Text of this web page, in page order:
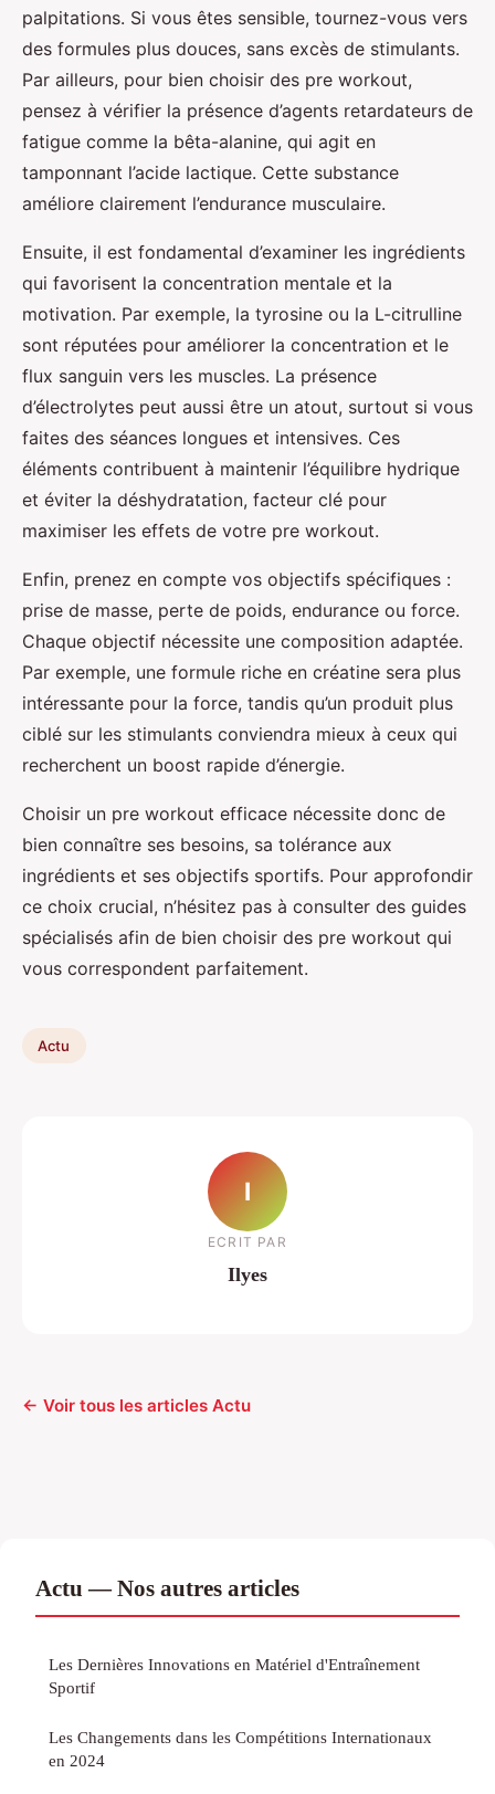
palpitations. Si vous êtes sensible, tournez-vous vers
des formules plus douces, sans excès de stimulants.
Par ailleurs, pour bien choisir des pre workout,
pensez à vérifier la présence d’agents retardateurs de
fatigue comme la bêta-alanine, qui agit en
tamponnant l’acide lactique. Cette substance
améliore clairement l’endurance musculaire.
Ensuite, il est fondamental d’examiner les ingrédients
qui favorisent la concentration mentale et la
motivation. Par exemple, la tyrosine ou la L-citrulline
sont réputées pour améliorer la concentration et le
flux sanguin vers les muscles. La présence
d’électrolytes peut aussi être un atout, surtout si vous
faites des séances longues et intensives. Ces
éléments contribuent à maintenir l’équilibre hydrique
et éviter la déshydratation, facteur clé pour
maximiser les effets de votre pre workout.
Enfin, prenez en compte vos objectifs spécifiques :
prise de masse, perte de poids, endurance ou force.
Chaque objectif nécessite une composition adaptée.
Par exemple, une formule riche en créatine sera plus
intéressante pour la force, tandis qu’un produit plus
ciblé sur les stimulants conviendra mieux à ceux qui
recherchent un boost rapide d’énergie.
Choisir un pre workout efficace nécessite donc de
bien connaître ses besoins, sa tolérance aux
ingrédients et ses objectifs sportifs. Pour approfondir
ce choix crucial, n’hésitez pas à consulter des guides
spécialisés afin de bien choisir des pre workout qui
vous correspondent parfaitement.
Actu
I
ECRIT PAR
Ilyes
← Voir tous les articles Actu
Actu — Nos autres articles
Les Dernières Innovations en Matériel d'Entraînement
Sportif
Les Changements dans les Compétitions Internationaux
en 2024